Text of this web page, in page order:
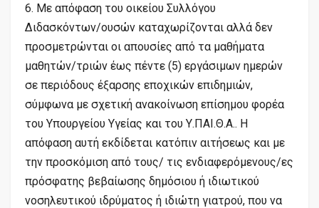
6. Με απόφαση του οικείου Συλλόγου
Διδασκόντων/ουσών καταχωρίζονται αλλά δεν
προσμετρώνται οι απουσίες από τα μαθήματα
μαθητών/τριών έως πέντε (5) εργάσιμων ημερών
σε περιόδους έξαρσης εποχικών επιδημιών,
σύμφωνα με σχετική ανακοίνωση επίσημου φορέα
του Υπουργείου Υγείας και του Υ.ΠΑΙ.Θ.Α.. Η
απόφαση αυτή εκδίδεται κατόπιν αιτήσεως και με
την προσκόμιση από τους/ τις ενδιαφερόμενους/ες
πρόσφατης βεβαίωσης δημόσιου ή ιδιωτικού
νοσηλευτικού ιδρύματος ή ιδιώτη γιατρού, που να